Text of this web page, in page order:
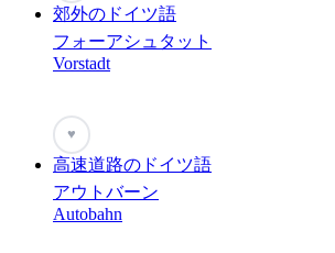
郊外のドイツ語
フォーアシュタット
Vorstadt
♥
高速道路のドイツ語
アウトバーン
Autobahn